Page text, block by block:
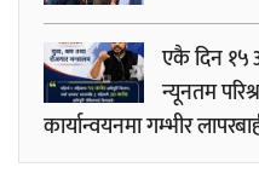
एकै दिन १५
न्यूनतम
कार्यान्वयनमा गम्भीर